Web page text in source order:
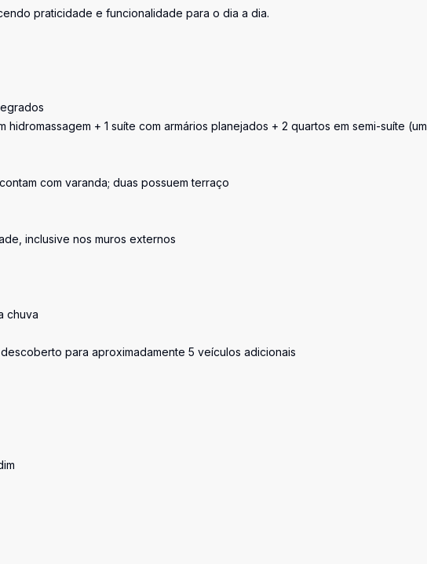
praticidade e funcionalidade para o dia a dia.
hidromassagem + 1 suíte com armários planejados + 2 quartos em semi-suíte
com varanda; duas possuem terraço
inclusive nos muros externos
chuva
para aproximadamente 5 veículos adicionais